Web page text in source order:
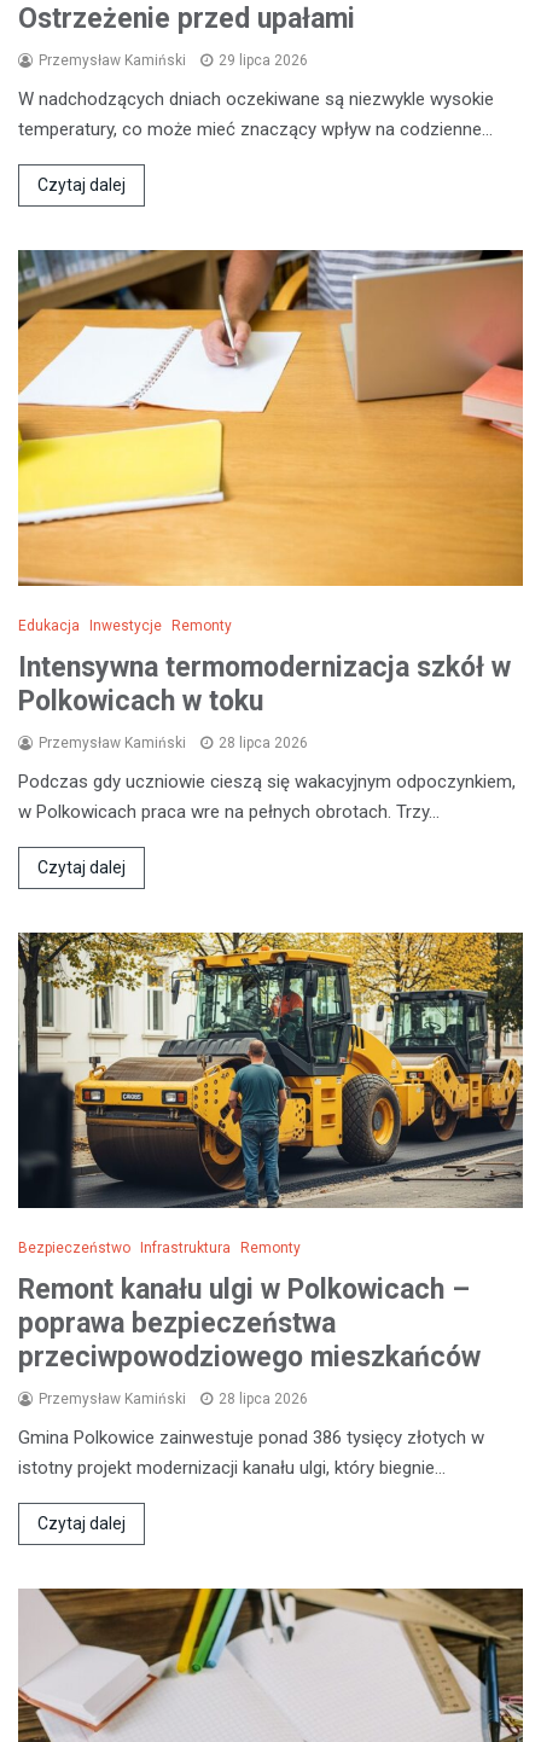
Ostrzeżenie przed upałami
Przemysław Kamiński 29 lipca 2026
W nadchodzących dniach oczekiwane są niezwykle wysokie
temperatury, co może mieć znaczący wpływ na codzienne…
Czytaj dalej
Edukacja Inwestycje Remonty
Intensywna termomodernizacja szkół w
Polkowicach w toku
Przemysław Kamiński 28 lipca 2026
Podczas gdy uczniowie cieszą się wakacyjnym odpoczynkiem,
w Polkowicach praca wre na pełnych obrotach. Trzy…
Czytaj dalej
Bezpieczeństwo Infrastruktura Remonty
Remont kanału ulgi w Polkowicach –
poprawa bezpieczeństwa
przeciwpowodziowego mieszkańców
Przemysław Kamiński 28 lipca 2026
Gmina Polkowice zainwestuje ponad 386 tysięcy złotych w
istotny projekt modernizacji kanału ulgi, który biegnie…
Czytaj dalej